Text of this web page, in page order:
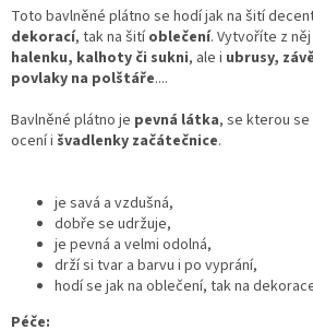
l
á
d
í
ý
p
Toto bavlněné plátno se hodí jak na šití
dekorací, tak na šitíoblečení. Vytvoříte z něj
halenku, kalhoty či sukni, ale i ubrusy,
povlaky na polštáře....
Bavlněné plátno je pevná látka, se kterou
ocení i švadlenky začátečnice.
je savá a vzdušná,
dobře se udržuje,
je pevná a velmi odolná,
drží si tvar a barvu i po vyprání,
hodí se jak na oblečení, tak na
Péče: